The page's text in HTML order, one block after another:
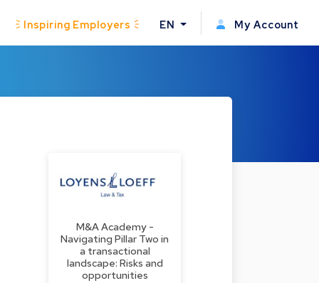
Inspiring Employers EN My Account
M&A Academy -
Navigating Pillar Two in
a transactional
landscape: Risks and
opportunities